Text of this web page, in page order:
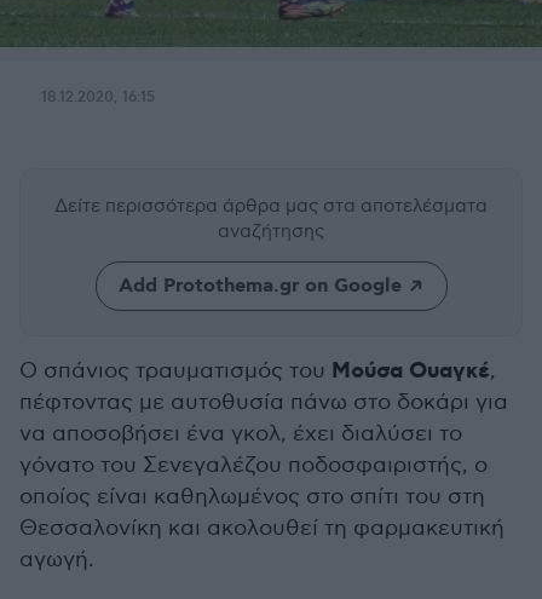
18.12.2020, 16:15
Δείτε περισσότερα άρθρα μας στα αποτελέσματα
αναζήτησης
Add Protothema.gr on Google
Ο σπάνιος τραυματισμός του Μούσα Ουαγκέ,
πέφτοντας με αυτοθυσία πάνω στο δοκάρι για
να αποσοβήσει ένα γκολ, έχει διαλύσει το
γόνατο του Σενεγαλέζου ποδοσφαιριστής, ο
οποίος είναι καθηλωμένος στο σπίτι του στη
Θεσσαλονίκη και ακολουθεί τη φαρμακευτική
αγωγή.